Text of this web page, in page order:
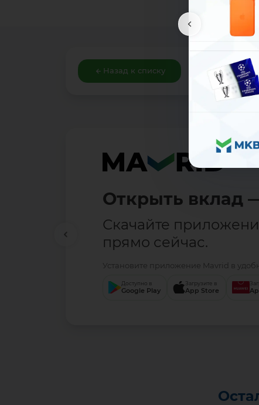
Назад к списку
Открыть вклад
Скачайте
прямо сейчас.
Установите приложение Mavrid в
Доступно в
Google Play
Загрузите в
App Store